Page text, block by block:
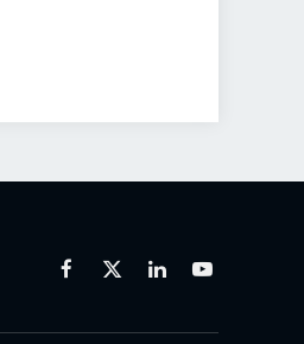
Facebook
X
LinkedinYoutube